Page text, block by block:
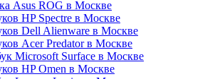
Asus ROG в Москве
HP Spectre в Москве
Dell Alienware в Москве
Acer Predator в Москве
Microsoft Surface в Москве
HP Omen в Москве